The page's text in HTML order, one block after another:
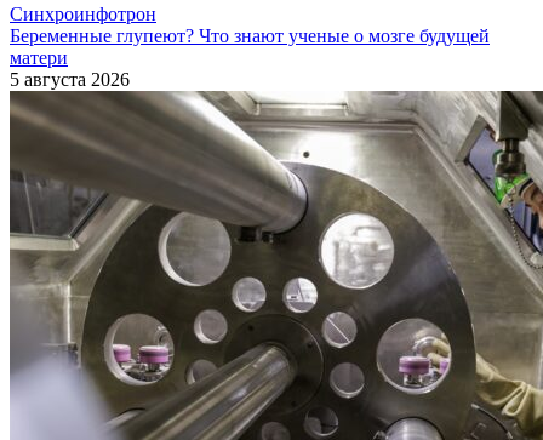
Синхроинфотрон
Беременные глупеют? Что знают ученые о мозге будущей
матери
5 августа 2026